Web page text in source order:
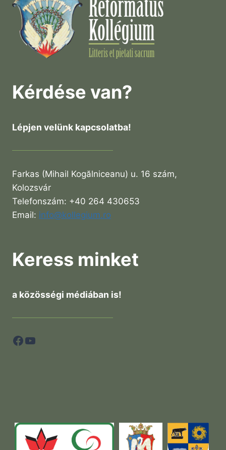
Kérdése van?
Lépjen velünk kapcsolatba!
Farkas (Mihail Kogălniceanu) u. 16 szám,
Kolozsvár
Telefonszám: +40 264 430653
Email: info@kollegium.ro
Keress minket
a közösségi médiában is!
Facebook
YouTube